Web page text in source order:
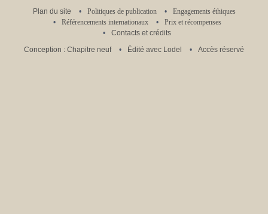
Plan du site
Politiques de publication
Engagements éthiques
Référencements internationaux
Prix et récompenses
Contacts et crédits
Conception : Chapitre neuf
Édité avec Lodel Accès réservé